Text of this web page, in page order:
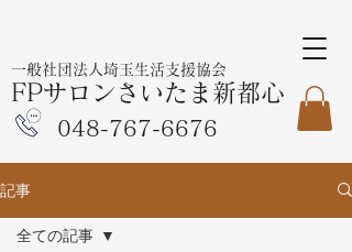
一般社団法人埼玉生活支援協会
FPサロンさいたま新都心
048-767-6676
記事
全ての記事